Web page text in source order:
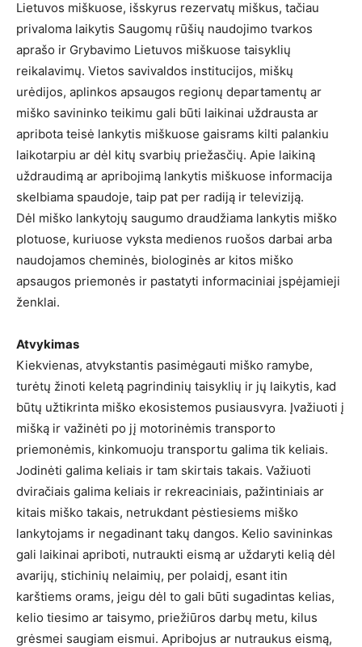
Lietuvos miškuose, išskyrus rezervatų miškus, tačiau
privaloma laikytis Saugomų rūšių naudojimo tvarkos
aprašo ir Grybavimo Lietuvos miškuose taisyklių
reikalavimų. Vietos savivaldos institucijos, miškų
urėdijos, aplinkos apsaugos regionų departamentų ar
miško savininko teikimu gali būti laikinai uždrausta ar
apribota teisė lankytis miškuose gaisrams kilti palankiu
laikotarpiu ar dėl kitų svarbių priežasčių. Apie laikiną
uždraudimą ar apribojimą lankytis miškuose informacija
skelbiama spaudoje, taip pat per radiją ir televiziją.
Dėl miško lankytojų saugumo draudžiama lankytis miško
plotuose, kuriuose vyksta medienos ruošos darbai arba
naudojamos cheminės, biologinės ar kitos miško
apsaugos priemonės ir pastatyti informaciniai įspėjamieji
ženklai.
Atvykimas
Kiekvienas, atvykstantis pasimėgauti miško ramybe,
turėtų žinoti keletą pagrindinių taisyklių ir jų laikytis, kad
būtų užtikrinta miško ekosistemos pusiausvyra. Įvažiuoti į
mišką ir važinėti po jį motorinėmis transporto
priemonėmis, kinkomuoju transportu galima tik keliais.
Jodinėti galima keliais ir tam skirtais takais. Važiuoti
dviračiais galima keliais ir rekreaciniais, pažintiniais ar
kitais miško takais, netrukdant pėstiesiems miško
lankytojams ir negadinant takų dangos. Kelio savininkas
gali laikinai apriboti, nutraukti eismą ar uždaryti kelią dėl
avarijų, stichinių nelaimių, per polaidį, esant itin
karštiems orams, jeigu dėl to gali būti sugadintas kelias,
kelio tiesimo ar taisymo, priežiūros darbų metu, kilus
grėsmei saugiam eismui. Apribojus ar nutraukus eismą,